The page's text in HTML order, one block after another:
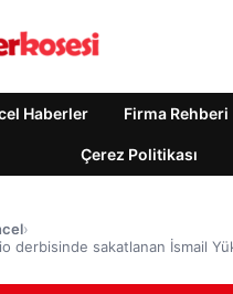
Haberler Firma Rehberi
Çerez Politikası
›
derbisinde sakatlanan İsmail